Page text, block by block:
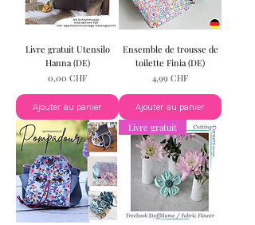
Livre gratuit Utensilo
Hanna (DE)
Prix
0,00 CHF
Ajouter au panier
Ensemble de trousse de
toilette Finia (DE)
Prix
4,99 CHF
Ajouter au panier
Livre gratuit